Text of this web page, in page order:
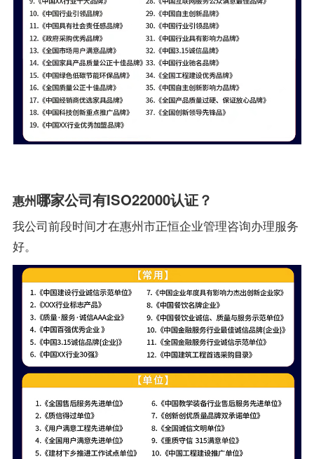
惠州哪家公司有ISO22000认证？
我公司前段时间才在惠州市正恒企业管理咨询办理服务
好。